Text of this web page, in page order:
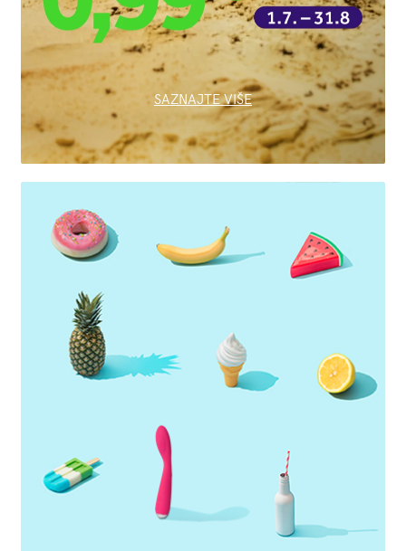
SAZNAJTE VIŠE